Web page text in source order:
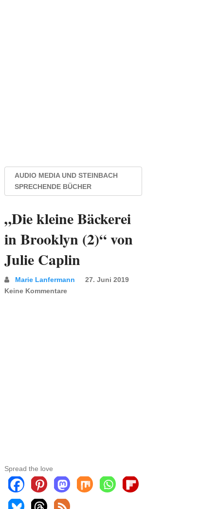
AUDIO MEDIA UND STEINBACH
SPRECHENDE BÜCHER
„Die kleine Bäckerei
in Brooklyn (2)“ von
Julie Caplin
Marie Lanfermann
27. Juni 2019
Keine Kommentare
Spread the love